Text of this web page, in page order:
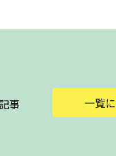
事 一覧